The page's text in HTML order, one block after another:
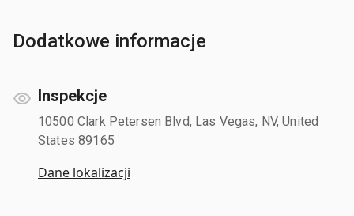
Dodatkowe informacje
Inspekcje
10500 Clark Petersen Blvd, Las Vegas, NV, United
States 89165
Dane lokalizacji